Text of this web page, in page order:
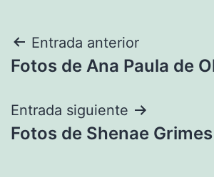
Navegación
de
entradas
Entrada anterior
Fotos de Ana Paula de
Entrada siguiente
Fotos de Shenae Grimes